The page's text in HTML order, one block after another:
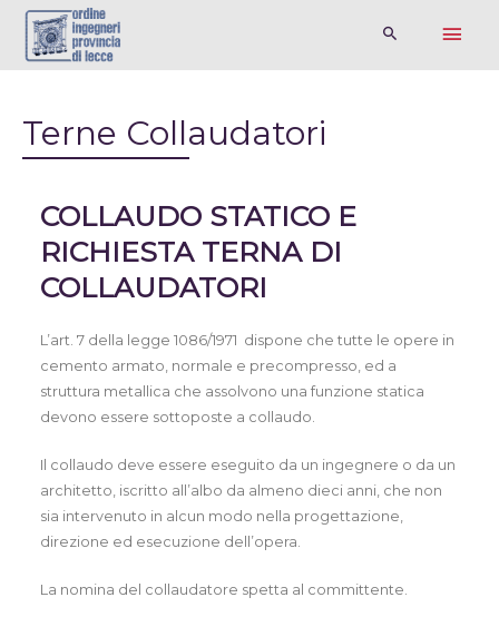
Terne Collaudatori
COLLAUDO STATICO E
RICHIESTA TERNA DI
COLLAUDATORI
L’art. 7 della legge 1086/1971 dispone che tutte le opere in
cemento armato, normale e precompresso, ed a
struttura metallica che assolvono una funzione statica
devono essere sottoposte a collaudo.
Il collaudo deve essere eseguito da un ingegnere o da un
architetto, iscritto all’albo da almeno dieci anni, che non
sia intervenuto in alcun modo nella progettazione,
direzione ed esecuzione dell’opera.
La nomina del collaudatore spetta al committente.